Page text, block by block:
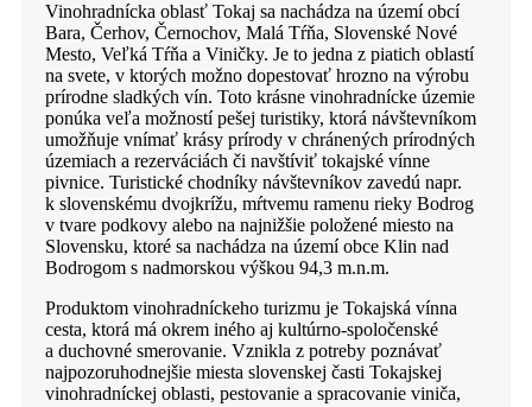
Vinohradnícka oblasť Tokaj sa nachádza na území obcí
Bara, Čerhov, Černochov, Malá Tŕňa, Slovenské Nové
Mesto, Veľká Tŕňa a Viničky. Je to jedna z piatich oblastí
na svete, v ktorých možno dopestovať hrozno na výrobu
prírodne sladkých vín. Toto krásne vinohradnícke územie
ponúka veľa možností pešej turistiky, ktorá návštevníkom
umožňuje vnímať krásy prírody v chránených prírodných
územiach a rezerváciách či navštíviť tokajské vínne
pivnice. Turistické chodníky návštevníkov zavedú napr.
k slovenskému dvojkrížu, mŕtvemu ramenu rieky Bodrog
v tvare podkovy alebo na najnižšie položené miesto na
Slovensku, ktoré sa nachádza na území obce Klin nad
Bodrogom s nadmorskou výškou 94,3 m.n.m.
Produktom vinohradníckeho turizmu je Tokajská vínna
cesta, ktorá má okrem iného aj kultúrno-spoločenské
a duchovné smerovanie. Vznikla z potreby poznávať
najpozoruhodnejšie miesta slovenskej časti Tokajskej
vinohradníckej oblasti, pestovanie a spracovanie viniča,